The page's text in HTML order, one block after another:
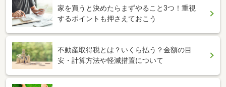
家を買うと決めたらまずやること3つ！重視
するポイントも押さえておこう
不動産取得税とは？いくら払う？金額の目
安・計算方法や軽減措置について